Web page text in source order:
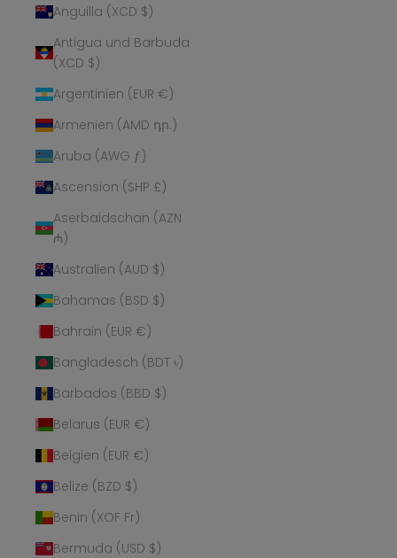
Anguilla (XCD $)
Antigua und Barbuda
(XCD $)
Argentinien (EUR €)
Armenien (AMD դր.)
Aruba (AWG ƒ)
Ascension (SHP £)
Aserbaidschan (AZN
₼)
Australien (AUD $)
Bahamas (BSD $)
Bahrain (EUR €)
Bangladesch (BDT ৳)
Barbados (BBD $)
Belarus (EUR €)
Belgien (EUR €)
Belize (BZD $)
Benin (XOF Fr)
Bermuda (USD $)